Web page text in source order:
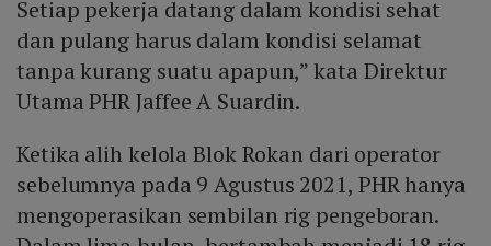
Setiap pekerja datang dalam kondisi sehat
dan pulang harus dalam kondisi selamat
tanpa kurang suatu apapun,” kata Direktur
Utama PHR Jaffee A Suardin.
Ketika alih kelola Blok Rokan dari operator
sebelumnya pada 9 Agustus 2021, PHR hanya
mengoperasikan sembilan rig pengeboran.